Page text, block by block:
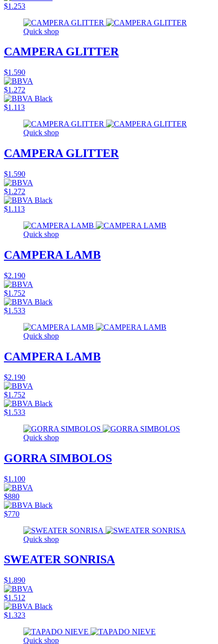
$1.253
Quick shop
CAMPERA GLITTER
$1.590
$1.272
$1.113
Quick shop
CAMPERA GLITTER
$1.590
$1.272
$1.113
Quick shop
CAMPERA LAMB
$2.190
$1.752
$1.533
Quick shop
CAMPERA LAMB
$2.190
$1.752
$1.533
Quick shop
GORRA SIMBOLOS
$1.100
$880
$770
Quick shop
SWEATER SONRISA
$1.890
$1.512
$1.323
Quick shop